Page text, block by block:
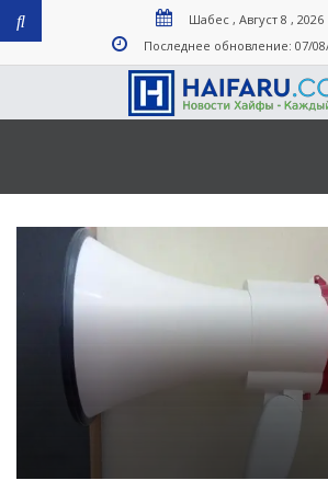
Шабес , Август 8 , 2026
Последнее обновление: 07/